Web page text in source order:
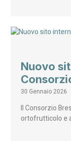
Nuovo
30 Gennaio 2026
Il Consorzio
ortofrutticolo e